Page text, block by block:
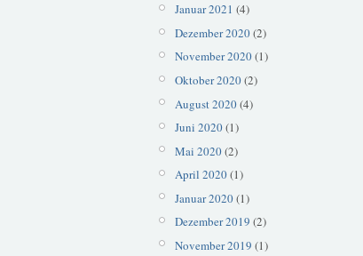
Januar 2021 (4)
Dezember 2020(2)
November 2020(1)
Oktober 2020(2)
August 2020(4)
Juni 2020(1)
Mai 2020(2)
April 2020(1)
Januar 2020(1)
Dezember 2019 (2)
November 2019 (1)